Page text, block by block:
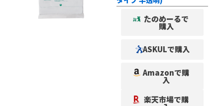
たのめーるで
購入
ASKULで購入
Amazonで購
入
楽天市場で購